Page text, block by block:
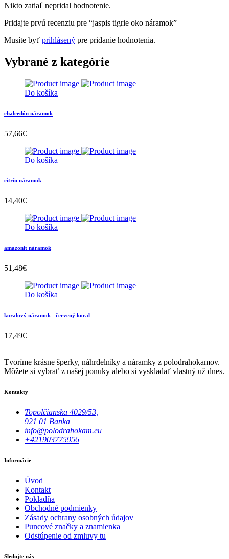
Nikto zatiaľ nepridal hodnotenie.
Pridajte prvú recenziu pre “jaspis tigrie oko náramok”
Musíte byť prihlásený pre pridanie hodnotenia.
Vybrané z kategórie
Do košíka
chalcedón náramok
57,66€
Do košíka
citrín náramok
14,40€
Do košíka
amazonit náramok
51,48€
Do košíka
koralový náramok - červený koral
17,49€
Tvoríme krásne šperky, náhrdelníky a náramky z polodrahokamov.
Môžete si vybrať z našej ponuky alebo si vyskladať vlastný už dnes.
Kontakty
Topolčianska 4029/53,
921 01 Banka
info@polodrahokam.eu
+421903775956
Informácie
Úvod
Kontakt
Pokladňa
Obchodné podmienky
Zásady ochrany osobných údajov
Puncové značky a znamienka
Odstúpenie od zmluvy tu
Sledujte nás